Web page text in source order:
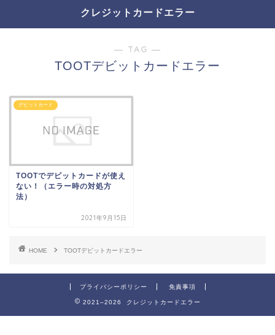
クレジットカードエラー
― TAG ―
TOOTデビットカードエラー
デビットカード
TOOTでデビットカードが使え
ない！（エラー時の対処方
法）
2021年9月15日
HOME TOOTデビットカードエラー
プライバシーポリシー 免責事項
2021–2026 クレジットカードエラー